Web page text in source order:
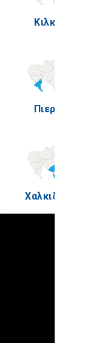
Κιλκίς
Πιερία
Χαλκιδική